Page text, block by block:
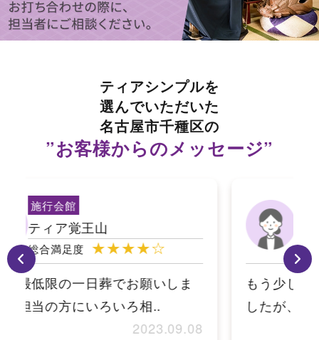
ティアシンプルを
選んでいただいた
名古屋市千種区の
”お客様からのメッセージ”
ティア覚王山
総合満足度 ★★★★☆
もう少し助言が欲しい場面がありま
したが、対応も早く安心して..
2023.09.06